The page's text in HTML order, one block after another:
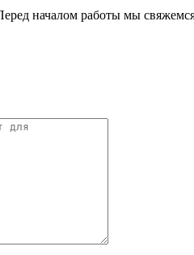
началом работы мы